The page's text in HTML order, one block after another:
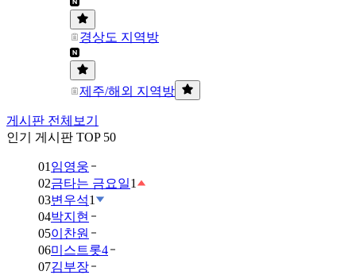
경상도 지역방
제주/해외 지역방
게시판 전체보기
인기 게시판 TOP 50
01 임영웅
02금타는 금요일1
03변우석1
04박지현
05이찬원
06미스트롯4
07김부장